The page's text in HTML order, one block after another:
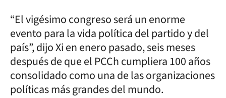
“El vigésimo congreso será un enorme
evento para la vida política del partido y del
país”, dijo Xi en enero pasado, seis meses
después de que el PCCh cumpliera 100 años
consolidado como una de las organizaciones
políticas más grandes del mundo.